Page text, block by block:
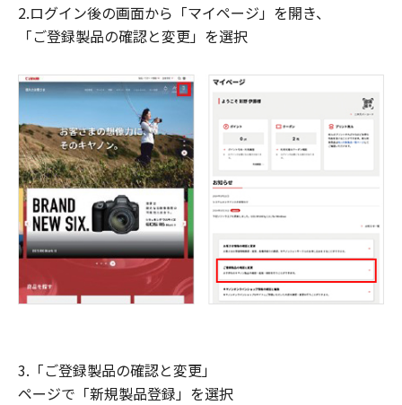
2.ログイン後の画面から「マイページ」を開き、
「ご登録製品の確認と変更」を選択
3.「ご登録製品の確認と変更」
ページで「新規製品登録」を選択